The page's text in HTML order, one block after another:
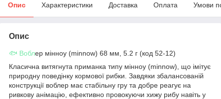
Опис Характеристики Доставка Оплата Умови
Опис
🐟 Воблер мінноу (minnow) 68 мм, 5.2 г (код 52-12)
Класична витягнута приманка типу мінноу (minnow), що імітує
природну поведінку кормової рибки. Завдяки збалансованій
конструкції воблер має стабільну гру та добре реагує на
ривкову анімацію, ефективно провокуючи хижу рибу навіть у